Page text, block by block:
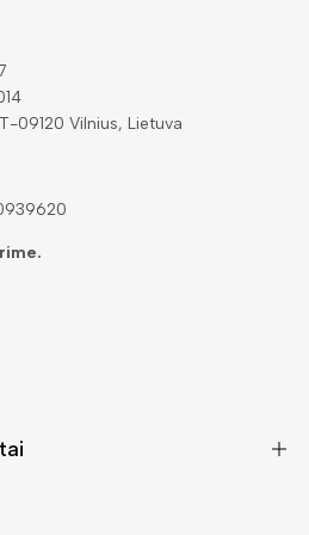
09120 Vilnius, Lietuva